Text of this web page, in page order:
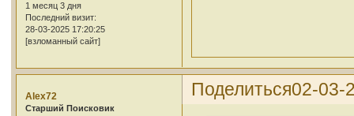
1 месяц 3 дня
Последний визит:
28-03-2025 17:20:25
[взломанный сайт]
Поделиться02-03-
Alex72
Cтарший Поисковик